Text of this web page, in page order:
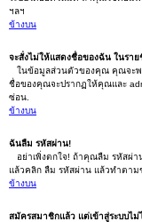
ฯลฯ
ข้างบน
จะสั่งไม่ให้แสดงชื่อของฉัน ในรา
ในข้อมูลส่วนตัวของคุณ คุณจะพ
ชื่อของคุณจะปรากฏให้คุณและ
ซ่อน.
ข้างบน
ฉันลืม รหัสผ่าน!
อย่าเพิ่งตกใจ! ถ้าคุณลืม รหัสผ่า
แล้วคลิก ลืม รหัสผ่าน แล้วทำตาม
ข้างบน
สมัครสมาชิกแล้ว แต่เข้าสู่ระบบไม่